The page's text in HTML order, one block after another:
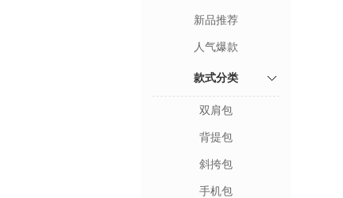
新品推荐
人气爆款
款式分类
双肩包
背提包
斜挎包
手机包